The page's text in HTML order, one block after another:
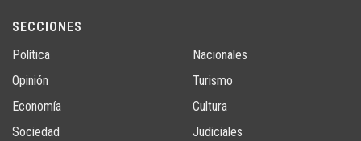
SECCIONES
Política
Opinión
Economía
Sociedad
Nacionales
Turismo
Cultura
Judiciales